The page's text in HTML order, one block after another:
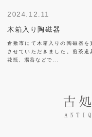
2024.12.11
木箱入り陶磁器
倉敷市にて木箱入りの陶磁器を
させていただきました。煎茶道
花瓶、湯呑などで...